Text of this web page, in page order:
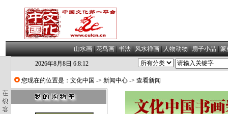
山水画|花鸟画|书法|风水禅画|人物动物|扇子小品|篆
2026年8月8日 6:8:13
您现在的位置是： 文化中国 -> 新闻中心 -> 查看新闻